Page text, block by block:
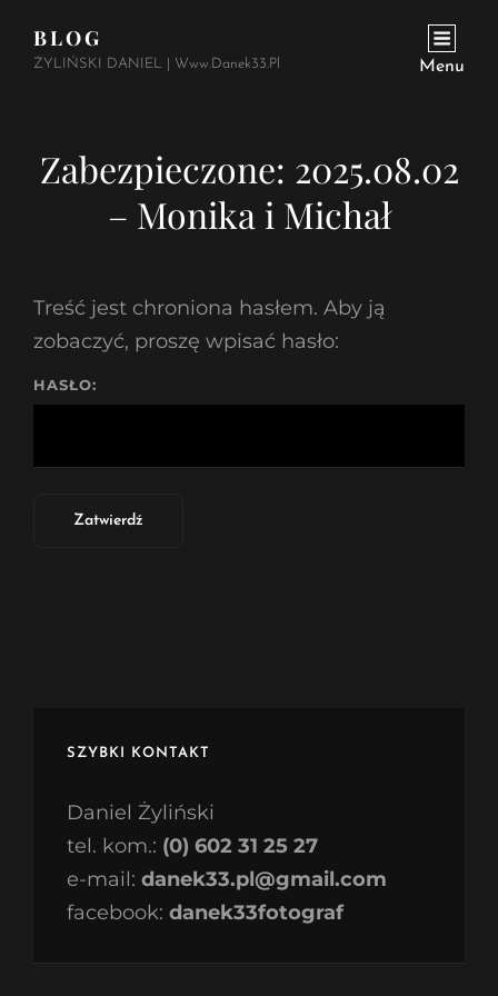
BLOG
ŻYLIŃSKI DANIEL | Www.danek33.pl Menu
Zabezpieczone: 2025.08.02
– Monika i Michał
Treść jest chroniona hasłem. Aby ją
zobaczyć, proszę wpisać hasło:
HASŁO:
SZYBKI KONTAKT
Daniel Żyliński
tel. kom.: (0) 602 31 25 27
e-mail: danek33.pl@gmail.com
facebook: danek33fotograf